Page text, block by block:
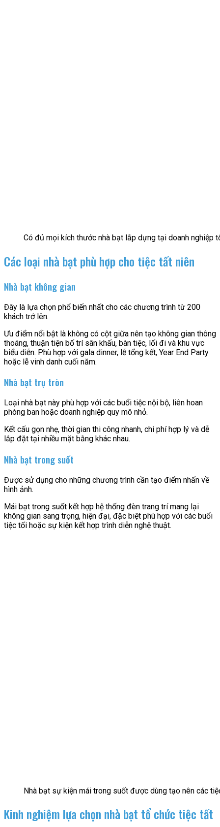
Có đủ mọi kích thước nhà bạt lắp dựng tại doanh nghiệp
Các loại nhà bạt phù hợp cho tiệc tất niên
Nhà bạt không gian
Đây là lựa chọn phổ biến nhất cho các chương trình từ 200
khách trở lên.
Ưu điểm nổi bật là không có cột giữa nên tạo không gian thông
thoáng, thuận tiện bố trí sân khấu, bàn tiệc, lối đi và khu vực
biểu diễn. Phù hợp với gala dinner, lễ tổng kết, Year End Party
hoặc lễ vinh danh cuối năm.
Nhà bạt trụ tròn
Loại nhà bạt này phù hợp với các buổi tiệc nội bộ, liên hoan
phòng ban hoặc doanh nghiệp quy mô nhỏ.
Kết cấu gọn nhẹ, thời gian thi công nhanh, chi phí hợp lý và dễ
lắp đặt tại nhiều mặt bằng khác nhau.
Nhà bạt trong suốt
Được sử dụng cho những chương trình cần tạo điểm nhấn về
hình ảnh.
Mái bạt trong suốt kết hợp hệ thống đèn trang trí mang lại
không gian sang trọng, hiện đại, đặc biệt phù hợp với các buổi
tiệc tối hoặc sự kiện kết hợp trình diễn nghệ thuật.
Nhà bạt sự kiện mái trong suốt được dùng tạo nên các
Kinh nghiệm lựa chọn nhà bạt tổ chức tiệc tất